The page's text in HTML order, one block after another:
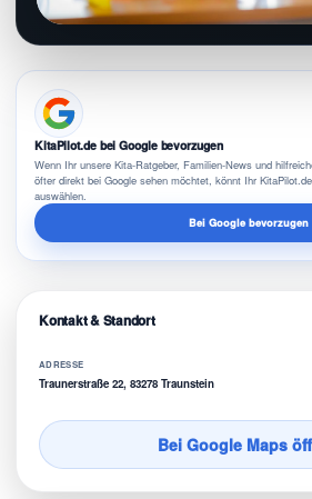
KitaPilot.de bei Google bevorzugen
Wenn Ihr unsere Kita-Ratgeber, Familien-News und
öfter direkt bei Google sehen möchtet, könnt Ihr
auswählen.
Bei Google bevorzugen
Kontakt & Standort
ADRESSE
Traunerstraße 22, 83278 Traunstein
Bei Google Maps